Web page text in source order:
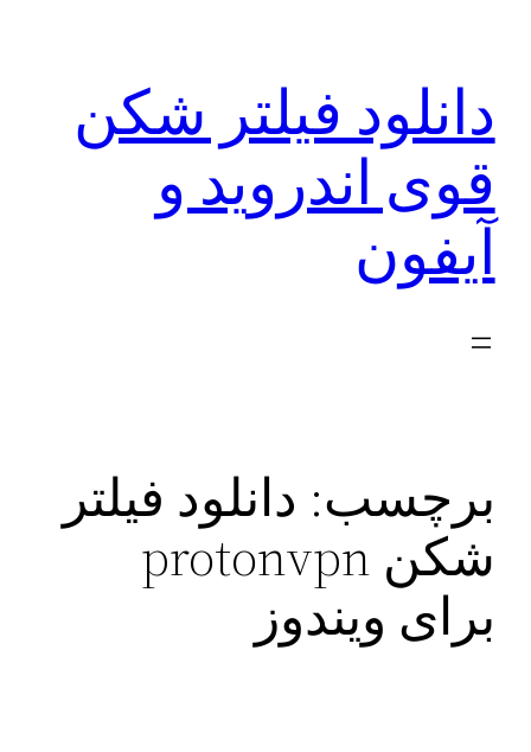
دانلود فیلتر شکن
قوی اندروید و
آیفون
برچسب: دانلود فیلتر
شکن protonvpn
برای ویندوز